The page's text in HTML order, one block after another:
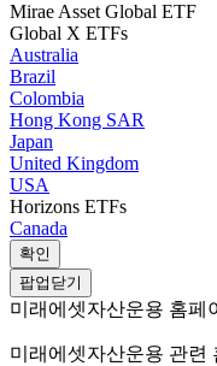
Mirae Asset Global ETF
Global X ETFs
Australia
Brazil
Colombia
Hong Kong SAR
Japan
United Kingdom
USA
Horizons ETFs
Canada
확인
팝업닫기
미래에셋자산운용 홈페
미래에셋자산운용 관련